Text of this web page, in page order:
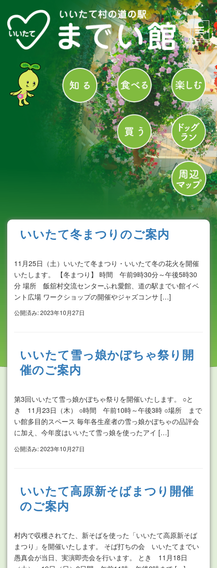
いいたて冬まつりのご案内
11月25日（土）いいたて冬まつり・いいたて冬の花火を開催
いたします。 【冬まつり】 時間 午前9時30分～午後5時30
分 場所 飯舘村交流センターふれ愛館、道の駅までい館イベ
ント広場 ワークショップの開催やジャズコンサ […]
公開済み: 2023年10月27日
いいたて雪っ娘かぼちゃ祭り開
催のご案内
第3回いいたて雪っ娘かぼちゃ祭りを開催いたします。 ○と
き 11月23日（木） ○時間 午前10時～午後3時 ○場所 まで
い館多目的スペース 毎年各生産者の雪っ娘かぼちゃの品評会
に加え、今年度はいいたて雪っ娘を使ったアイ […]
公開済み: 2023年10月27日
いいたて高原新そばまつり開催
のご案内
村内で収穫されてた、新そばを使った「いいたて高原新そば
まつり」を開催いたします。 そば打ちの会 いいたてまでい
愚真会が当日、実演即売会を行います。 とき 11月18日